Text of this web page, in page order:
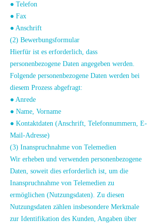
● Telefon
● Fax
● Anschrift
(2) Bewerbungsformular
Hierfür ist es erforderlich, dass
personenbezogene Daten angegeben werden.
Folgende personenbezogene Daten werden bei
diesem Prozess abgefragt:
● Anrede
● Name, Vorname
● Kontaktdaten (Anschrift, Telefonnummern, E-
Mail-Adresse)
(3) Inanspruchnahme von Telemedien
Wir erheben und verwenden personenbezogene
Daten, soweit dies erforderlich ist, um die
Inanspruchnahme von Telemedien zu
ermöglichen (Nutzungsdaten). Zu diesen
Nutzungsdaten zählen insbesondere Merkmale
zur Identifikation des Kunden, Angaben über